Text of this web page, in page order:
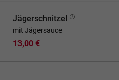
Jägerschnitzel
mit Jägersauce
13,00 €